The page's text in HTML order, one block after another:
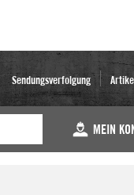
Sendungsverfolgung
MEIN